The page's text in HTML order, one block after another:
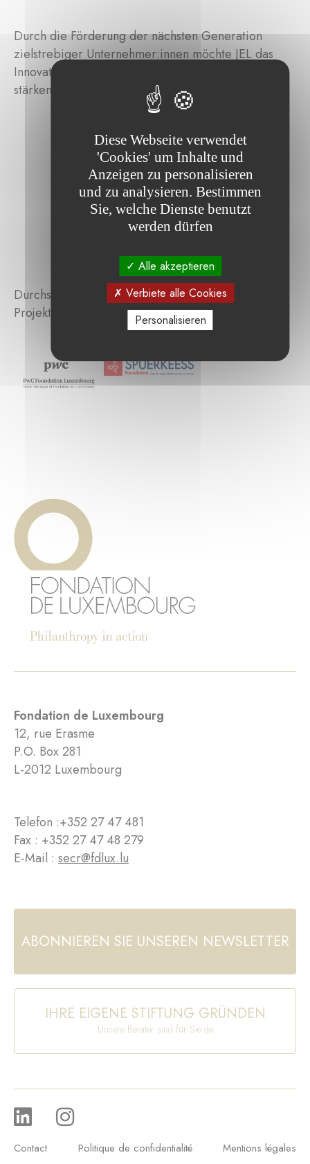
Durch die Förderung der nächsten Generation
zielstrebiger Unternehmer:innen möchte JEL das
Innovations- und Unternehmertum in Luxemburg
stärken.
Durchsuchen Sie die von der Stiftung unterstützten
Projekte :
Fondation de Luxembourg
12, rue Erasme
P.O. Box 281
L-2012 Luxembourg
Telefon :+352 27 47 481
Fax : +352 27 47 48 279
E-Mail : secr@fdlux.lu
ABONNIEREN SIE UNSEREN NEWSLETTER
IHRE EIGENE STIFTUNG GRÜNDEN
Unsere Berater sind für Sie da
Contact Politique de confidentialité Mentions légales
Diese Webseite verwendet
'Cookies' um Inhalte und
Anzeigen zu personalisieren
und zu analysieren. Bestimmen
Sie, welche Dienste benutzt
werden dürfen
Alle akzeptieren
Verbiete alle Cookies
Personalisieren